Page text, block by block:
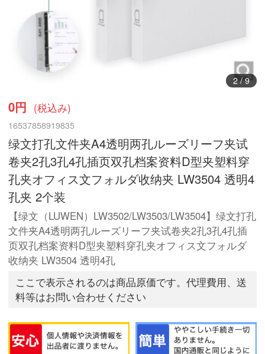
3/9
0円 (税込み)
16537858919835
绿文打孔文件夹A4透明两孔ルーズリーフ夹试
卷夹2孔3孔4孔插页双孔档案资料D型夹塑料穿
孔夹オフィス文フォルダ收纳夹 LW3504 透明4
孔夹 2个装
【绿文（LUWEN）LW3502/LW3503/LW3504】绿文打孔
文件夹A4透明两孔ルーズリーフ夹试卷夹2孔3孔4孔插
页双孔档案资料D型夹塑料穿孔夹オフィス文フォルダ
收纳夹 LW3504 透明4孔
ここで表示されるのは商品原価です。代理費用、送
料等はお問い合わせください